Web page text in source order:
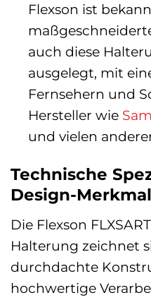
Flexson ist
auch diese
ausgelegt, mit
Fernsehern und
Hersteller wie
und vielen
Technische
Design-
Die Flexson
Halterung zeichnet
durchdachte
hochwertige